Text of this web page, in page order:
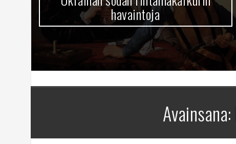
havaintoja
Avainsana: